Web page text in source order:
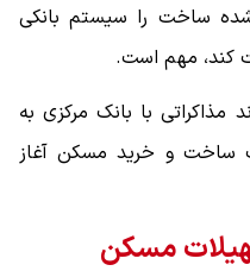
ساخت را سیستم بانکی
کند، مهم است.
مذاکراتی با بانک مرکزی به
ساخت و خرید مسکن آغاز
مسکن